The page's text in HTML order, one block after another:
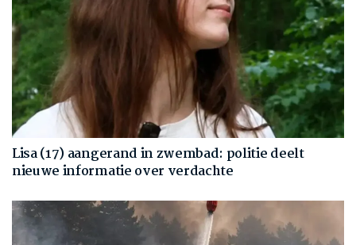
Lisa (17) aangerand in zwembad: politie deelt
nieuwe informatie over verdachte